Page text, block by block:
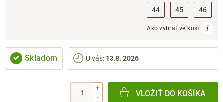
44 45 46
Ako vybrať veľkosť
Skladom U vás: 13.8. 2026
+
-
VLOŽIŤ DO KOŠÍKA